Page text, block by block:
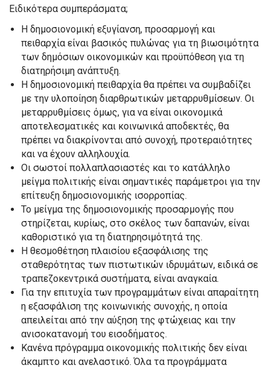
Ειδικότερα συμπεράσματα;
Η δημοσιονομική εξυγίανση, προσαρμογή και
πειθαρχία είναι βασικός πυλώνας για τη βιωσιμότητα
των δημόσιων οικονομικών και προϋπόθεση για τη
διατηρήσιμη ανάπτυξη.
Η δημοσιονομική πειθαρχία θα πρέπει να συμβαδίζει
με την υλοποίηση διαρθρωτικών μεταρρυθμίσεων. Οι
μεταρρυθμίσεις όμως, για να είναι οικονομικά
αποτελεσματικές και κοινωνικά αποδεκτές, θα
πρέπει να διακρίνονται από συνοχή, προτεραιότητες
και να έχουν αλληλουχία.
Οι σωστοί πολλαπλασιαστές και το κατάλληλο
μείγμα πολιτικής είναι σημαντικές παράμετροι για την
επίτευξη δημοσιονομικής ισορροπίας.
Το μείγμα της δημοσιονομικής προσαρμογής που
στηρίζεται, κυρίως, στο σκέλος των δαπανών, είναι
καθοριστικό για τη διατηρησιμότητά της.
Η θεσμοθέτηση πλαισίου εξασφάλισης της
σταθερότητας των πιστωτικών ιδρυμάτων, ειδικά σε
τραπεζοκεντρικά συστήματα, είναι αναγκαία.
Για την επιτυχία των προγραμμάτων είναι απαραίτητη
η εξασφάλιση της κοινωνικής συνοχής, η οποία
απειλείται από την αύξηση της φτώχειας και την
ανισοκατανομή του εισοδήματος.
Κανένα πρόγραμμα οικονομικής πολιτικής δεν είναι
άκαμπτο και ανελαστικό. Όλα τα προγράμματα